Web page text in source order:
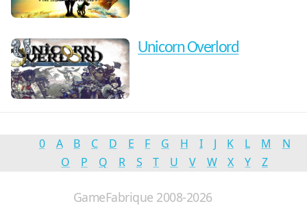
Unicorn Overlord
0 A B C D E F G H I J K L M
N
O
P Q R S T U V W X Y Z
GameFabrique 2008-2026